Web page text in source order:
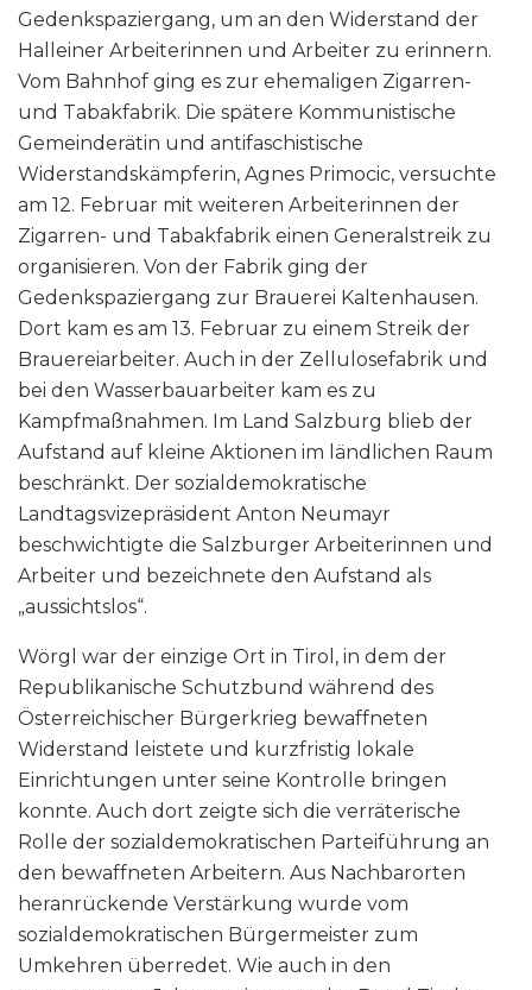
Gedenkspaziergang, um an den Widerstand der
Halleiner Arbeiterinnen und Arbeiter zu erinnern.
Vom Bahnhof ging es zur ehemaligen Zigarren-
und Tabakfabrik. Die spätere Kommunistische
Gemeinderätin und antifaschistische
Widerstandskämpferin, Agnes Primocic, versuchte
am 12. Februar mit weiteren Arbeiterinnen der
Zigarren- und Tabakfabrik einen Generalstreik zu
organisieren. Von der Fabrik ging der
Gedenkspaziergang zur Brauerei Kaltenhausen.
Dort kam es am 13. Februar zu einem Streik der
Brauereiarbeiter. Auch in der Zellulosefabrik und
bei den Wasserbauarbeiter kam es zu
Kampfmaßnahmen. Im Land Salzburg blieb der
Aufstand auf kleine Aktionen im ländlichen Raum
beschränkt. Der sozialdemokratische
Landtagsvizepräsident Anton Neumayr
beschwichtigte die Salzburger Arbeiterinnen und
Arbeiter und bezeichnete den Aufstand als
„aussichtslos“.
Wörgl war der einzige Ort in Tirol, in dem der
Republikanische Schutzbund während des
Österreichischer Bürgerkrieg bewaffneten
Widerstand leistete und kurzfristig lokale
Einrichtungen unter seine Kontrolle bringen
konnte. Auch dort zeigte sich die verräterische
Rolle der sozialdemokratischen Parteiführung an
den bewaffneten Arbeitern. Aus Nachbarorten
heranrückende Verstärkung wurde vom
sozialdemokratischen Bürgermeister zum
Umkehren überredet. Wie auch in den